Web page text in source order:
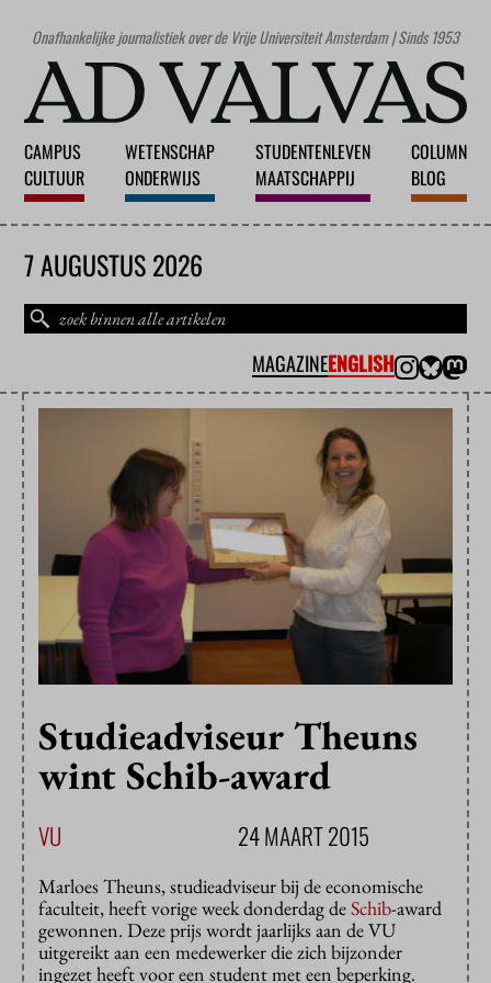
Onafhankelijke journalistiek over de Vrije Universiteit Amsterdam | Sinds 1953
CAMPUS
CULTUUR
WETENSCHAP
ONDERWIJS
STUDENTENLEVEN
MAATSCHAPPIJ
COLUMN
BLOG
7 AUGUSTUS 2026
MAGAZINEENGLISH
Studieadviseur Theuns
wint Schib-award
VU 24 MAART 2015
Marloes Theuns, studieadviseur bij de economische
faculteit, heeft vorige week donderdag deSchib-award
gewonnen. Deze prijs wordt jaarlijks aan de VU
uitgereikt aan een medewerker die zich bijzonder
ingezet heeft voor een student met een beperking.